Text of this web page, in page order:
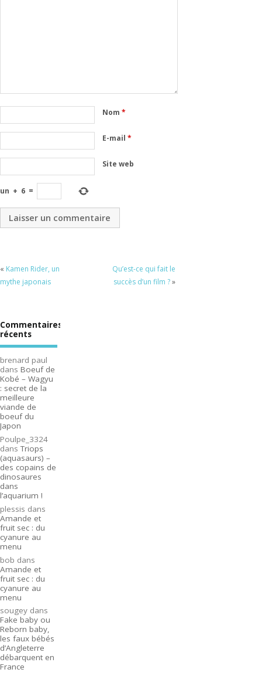
Nom*
E-mail*
Site web
un + 6 =
« Kamen Rider, un
mythe japonais
Qu’est-ce qui fait le
succès d’un film ?»
Commentaires
récents
brenard paul
dans Boeuf de
Kobé – Wagyu
: secret de la
meilleure
viande de
boeuf du
Japon
Poulpe_3324
dansTriops
(aquasaurs) –
des copains de
dinosaures
dans
l’aquarium !
plessis dans
Amande et
fruit sec : du
cyanure au
menu
bob dans
Amande et
fruit sec : du
cyanure au
menu
sougey dans
Fake baby ou
Reborn baby,
les faux bébés
d’Angleterre
débarquent en
France